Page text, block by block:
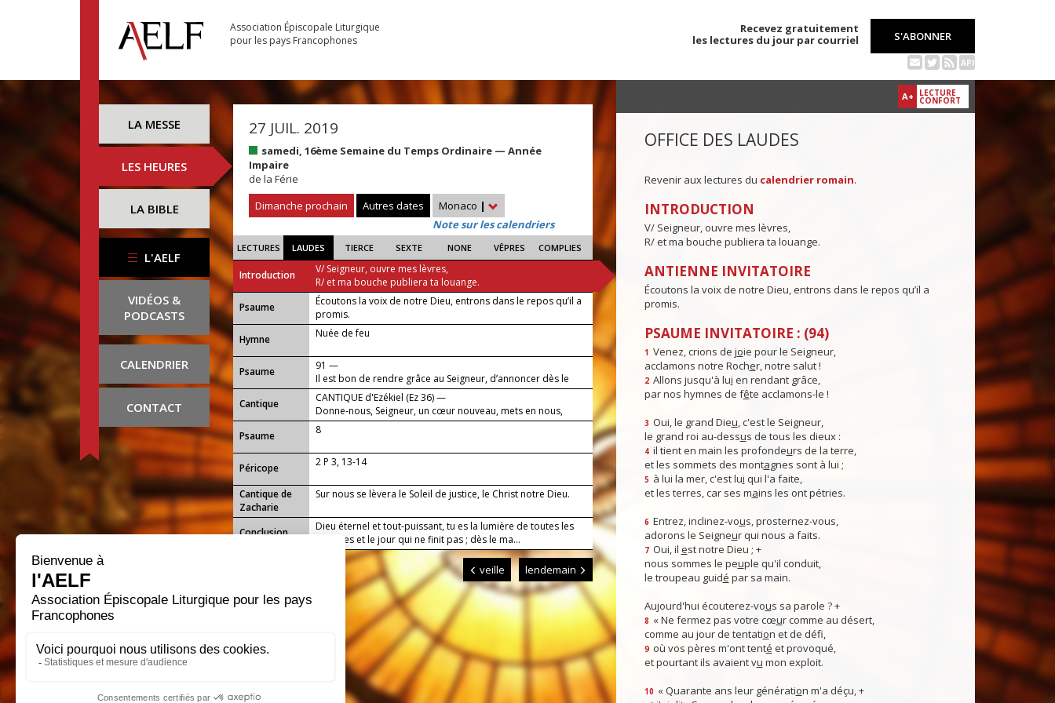
Association Épiscopale Liturgique
pour les pays Francophones
Recevez gratuitement
les lectures du jour par courriel
S'ABONNER
API
LA MESSE
LES HEURES
LA BIBLE
L'AELF
VIDÉOS &
PODCASTS
CALENDRIER
CONTACT
27 JUIL. 2019
samedi, 16ème Semaine du Temps Ordinaire — Année
Impaire
de la Férie
Dimanche prochain
Autres dates Monaco |
Note sur les calendriers
LECTURES LAUDES TIERCE SEXTE NONE VÊPRES COMPLIES
Introduction
V/ Seigneur, ouvre mes lèvres,
R/ et ma bouche publiera ta louange.
Psaume
Écoutons la voix de notre Dieu, entrons dans le repos qu’il a
promis.
Hymne
Nuée de feu
Psaume
91 —
Il est bon de rendre grâce au Seigneur, d’annoncer dès le
matin son amour.
Cantique
CANTIQUE d'Ezékiel (Ez 36) —
Donne-nous, Seigneur, un cœur nouveau, mets en nous,
Seigneur, un esprit nouveau.
Psaume
8
Péricope 2 P 3, 13-14
Cantique de
Zacharie
Sur nous se lèvera le Soleil de justice, le Christ notre Dieu.
Conclusion
Dieu éternel et tout-puissant, tu es la lumière de toutes les
lumières et le jour qui ne finit pas ; dès le ma...
veille lendemain
A+ LECTURE
CONFORT
OFFICE DES LAUDES
Revenir aux lectures du calendrier romain.
INTRODUCTION
V/ Seigneur, ouvre mes lèvres,
R/ et ma bouche publiera ta louange.
ANTIENNE INVITATOIRE
Écoutons la voix de notre Dieu, entrons dans le repos qu’il a
promis.
PSAUME INVITATOIRE : (94)
1 Venez, crions de joie pour le Seigneur,
acclamons notre Rocher, notre salut !
2 Allons jusqu'à lui en rendant grâce,
par nos hymnes de fête acclamons-le !
3 Oui, le grand Dieu, c'est le Seigneur,
le grand roi au-dessus de tous les dieux :
4 il tient en main les profondeurs de la terre,
et les sommets des montagnes sont à lui ;
5 à lui la mer, c'est lui qui l'a faite,
et les terres, car ses mains les ont pétries.
6 Entrez, inclinez-vous, prosternez-vous,
adorons le Seigneur qui nous a faits.
7 Oui, il est notre Dieu ; +
nous sommes le peuple qu'il conduit,
le troupeau guidé par sa main.
Aujourd'hui écouterez-vous sa parole ? +
8 « Ne fermez pas votre cœur comme au désert,
comme au jour de tentation et de défi,
9 où vos pères m'ont tenté et provoqué,
et pourtant ils avaient vu mon exploit.
10 « Quarante ans leur génération m'a déçu, +